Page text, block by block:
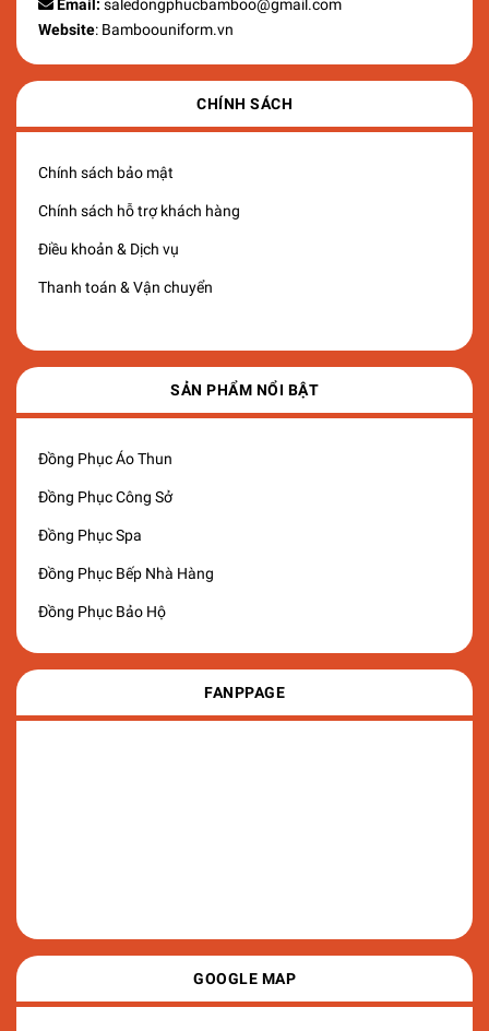
Email: saledongphucbamboo@gmail.com
Website: Bamboouniform.vn
CHÍNH SÁCH
Chính sách bảo mật
Chính sách hỗ trợ khách hàng
Điều khoản & Dịch vụ
Thanh toán & Vận chuyển
SẢN PHẨM NỔI BẬT
Đồng Phục Áo Thun
Đồng Phục Công Sở
Đồng Phục Spa
Đồng Phục Bếp Nhà Hàng
Đồng Phục Bảo Hộ
FANPPAGE
GOOGLE MAP